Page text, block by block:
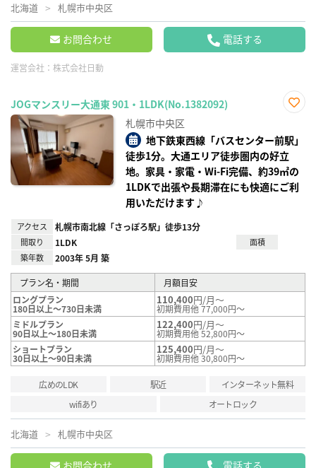
北海道 札幌市中央区
お問合わせ 電話する
運営会社： 株式会社日動
JOGマンスリー大通東 901・1LDK(No.1382092)
り登
録
札幌市中央区
地下鉄東西線「バスセンター前駅」
徒歩1分。大通エリア徒歩圏内の好立
地。家具・家電・Wi-Fi完備、約39㎡の
1LDKで出張や長期滞在にも快適にご利
用いただけます♪
アクセス 札幌市南北線「さっぽろ駅」徒歩13分
間取り 1LDK
面積
築年数
2003年 5月 築
プラン名・期間
月額目安
ロングプラン
180日以上～730日未満
110,400円/月～
初期費用他 77,000円～
ミドルプラン
90日以上～180日未満
122,400円/月～
初期費用他 52,800円～
ショートプラン
30日以上～90日未満
125,400円/月～
初期費用他 30,800円～
広めのLDK 駅近
インターネット無料
wifiあり
オートロック
北海道 札幌市中央区